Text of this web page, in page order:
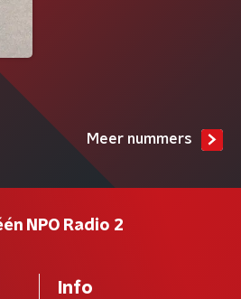
Meer nummers
NPO Radio 2
Info